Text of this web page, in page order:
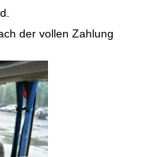
der vollen Zahlung